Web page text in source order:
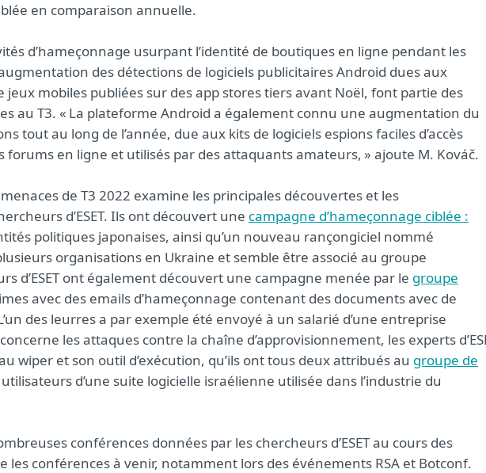
en comparaison annuelle.
d’hameçonnage usurpant l’identité de boutiques en ligne pendant les
des détections de logiciels publicitaires Android dues aux
jeux mobiles publiées sur des app stores tiers avant Noël, font partie des
au T3. « La plateforme Android a également connu une augmentation du
tout au long de l’année, due aux kits de logiciels espions faciles d’accès
forums en ligne et utilisés par des attaquants amateurs, » ajoute M. Kováč.
menaces de T3 2022 examine les principales découvertes et les
d’ESET. Ils ont découvert une campagne d’hameçonnage ciblée :
politiques japonaises, ainsi qu’un nouveau rançongiciel nommé
organisations en Ukraine et semble être associé au groupe
d’ESET ont également découvert une campagne menée par le groupe
avec des emails d’hameçonnage contenant des documents avec de
des leurres a par exemple été envoyé à un salarié d’une entreprise
les attaques contre la chaîne d’approvisionnement, les experts
wiper et son outil d’exécution, qu’ils ont tous deux attribués au groupe de
d’une suite logicielle israélienne utilisée dans l’industrie du
conférences données par les chercheurs d’ESET au cours des
les conférences à venir, notamment lors des événements RSA et Botconf.